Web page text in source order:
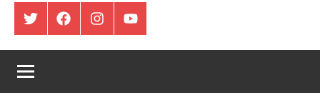
ట్విట్టర్
ఫేస్
బుక్
ఇంస్టాగ్రామ్యూట్యూబ్